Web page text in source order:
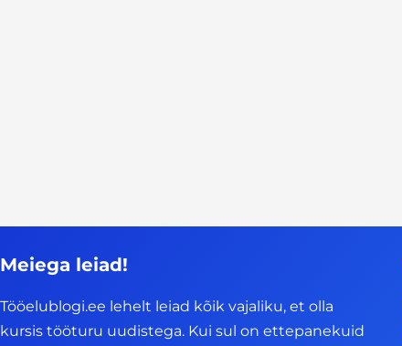
Meiega leiad!
Tööelublogi.ee lehelt leiad kõik vajaliku, et olla
kursis tööturu uudistega. Kui sul on ettepanekuid